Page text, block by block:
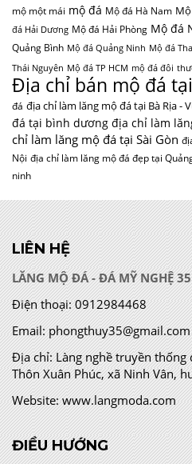
mộ một mái mộ đá Mộ đá Hà Nam
đá Hải Dương Mộ đá Hải Phòng Mộ đá
Quảng Bình Mộ đá Quảng Ninh Mộ đá
Thái Nguyên Mộ đá TP HCM mộ đá đôi
Địa chỉ bán mộ đá
đá địa chỉ làm lăng mộ đá tại Bà Rịa -
đá tại bình dương địa chỉ làm
chỉ làm lăng mộ đá tại Sài Gòn
Nội địa chỉ làm lăng mộ đá đẹp tại
ninh
LIÊN HỆ
LĂNG MỘ ĐÁ - ĐÁ MỸ NGHỆ 35
Điện thoại: 0912984468
Email: phongthuy35@gmail.com
Địa chỉ:Làng nghề truyền thống
Thôn Xuân Phúc, xã Ninh Vân,
Website: www.langmoda.com
ĐIỀU HƯỚNG